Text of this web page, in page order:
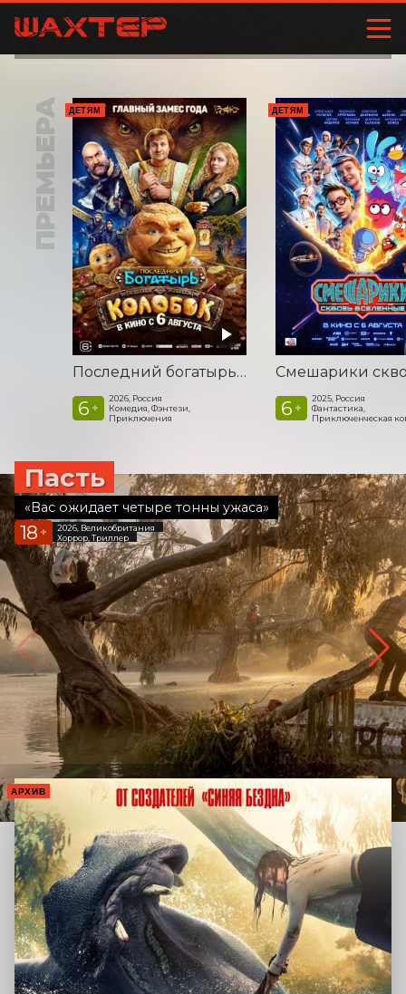
ПРЕМЬЕРА ДЕТЯМ
Последний богатырь. Колобок
6 +
2026, Россия
Комедия, Фэнтези,
Приключения
ДЕТЯМ
6 +
2025, Россия
Фантастика,
Приключенческая
Пасть
«Вас ожидает четыре тонны ужаса»
18 +
2026, Великобритания
Хоррор, Триллер
АРХИВ